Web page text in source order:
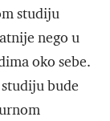
studiju
nego u
oko sebe.
bude